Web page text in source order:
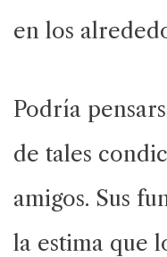
en los
Podría
de tales
amigos. Sus
la estima que